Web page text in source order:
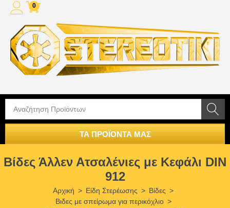
0
ΤΑ ΠΡΟΪΟΝΤΑ ΜΑΣ
Βίδες Άλλεν Ατσαλένιες με Κεφάλι DIN
912
Αρχική > Είδη Στερέωσης > Βίδες >
Βιδες με σπείρωμα για περικόχλιο >